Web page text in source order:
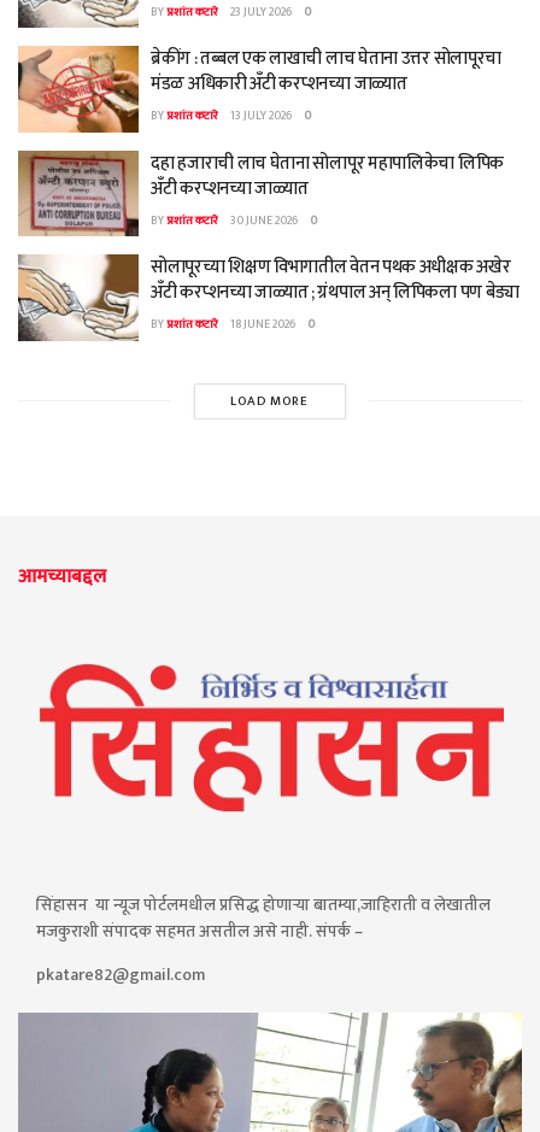
BYप्रशांत कटारे 23 JULY 2026 0
ब्रेकींग : तब्बल एक लाखाची लाच घेताना उत्तर सोलापूरचा
मंडळ अधिकारी अँटी करप्शनच्या जाळ्यात
BYप्रशांत कटारे 13 JULY 2026 0
दहा हजाराची लाच घेताना सोलापूर महापालिकेचा लिपिक
अँटी करप्शनच्या जाळ्यात
BYप्रशांत कटारे 30 JUNE 2026 0
सोलापूरच्या शिक्षण विभागातील वेतन पथक अधीक्षक अखेर
अँटी करप्शनच्या जाळ्यात ; ग्रंथपाल अन् लिपिकला पण बेड्या
BYप्रशांत कटारे 18 JUNE 2026 0
LOAD MORE
आमच्याबद्दल
सिंहासन या न्यूज पोर्टलमधील प्रसिद्ध होणाऱ्या बातम्या,जाहिराती व लेखातील
मजकुराशी संपादक सहमत असतील असे नाही. संपर्क –
pkatare82@gmail.com